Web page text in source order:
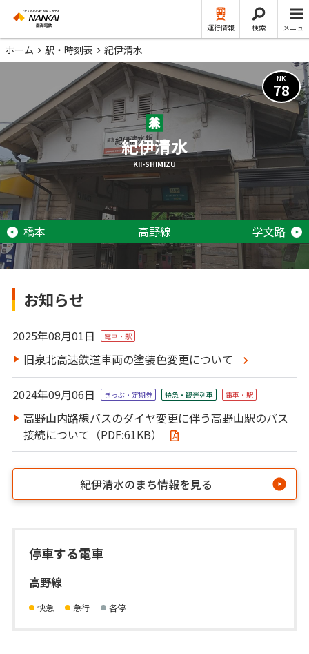
運行情報 検索 メニュ
ホーム 駅・時刻表 紀伊清水
NK
78
紀伊清水
KII-SHIMIZU
橋本 高野線 学文路
お知らせ
2025年08月01日 電車・駅
旧泉北高速鉄道車両の塗装色変更について
2024年09月06日 きっぷ・定期券 特急・観光列⾞ 電車・駅
高野山内路線バスのダイヤ変更に伴う高野山駅のバス
接続について（PDF:61KB）
紀伊清水のまち情報を見る
停車する電車
高野線
快急 急行 各停